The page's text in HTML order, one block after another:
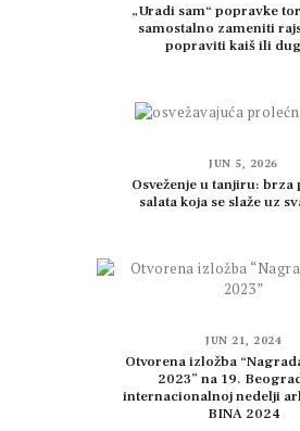
„Uradi sam“ popravke
samostalno zameniti
popraviti kaiš ili
JUN 5, 2026
Osveženje u tanjiru: brza
salata koja se slaže uz
JUN 21, 2024
Otvorena izložba
2023” na 19.
internacionalnoj nedelji
BINA 2024